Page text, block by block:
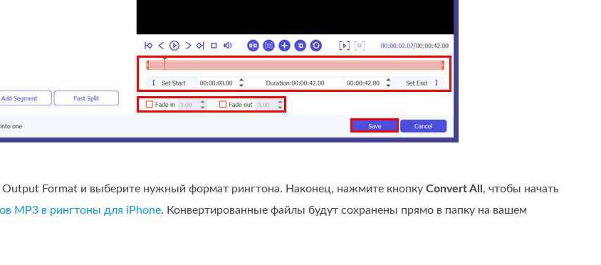
Output Format и выберите нужный формат рингтона. Наконец, нажмите кнопку Convert All , чтобы начать
MP3 в рингтоны для iPhone. Конвертированные файлы будут сохранены прямо в папку на вашем